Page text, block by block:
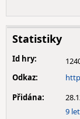
Statistiky
Id hry:
Odkaz:
Přidána:
9